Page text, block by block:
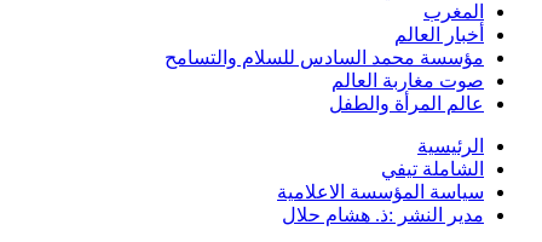
المغرب
أخبار العالم
مؤسسة محمد السادس للسلام والتسامح
صوت مغاربة العالم
عالم المرأة والطفل
الرئيسية
الشاملة تيفي
سياسة المؤسسة الاعلامية
مدير النشر :ذ. هشام حلال